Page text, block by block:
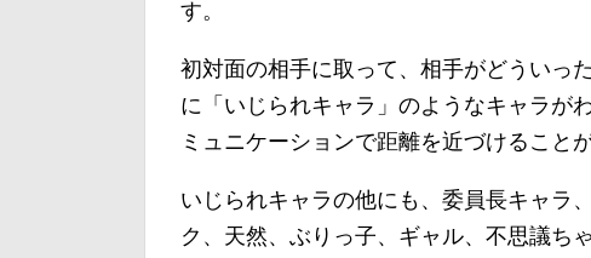
す。
初対面の相手に取って、相手がどういっ
に「いじられキャラ」のようなキャラが
ミュニケーションで距離を近づけること
いじられキャラの他にも、委員長キャラ
ク、天然、ぶりっ子、ギャル、不思議